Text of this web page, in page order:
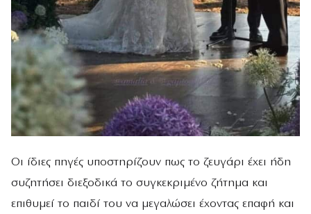
Οι ίδιες πηγές υποστηρίζουν πως το ζευγάρι έχει ήδη
συζητήσει διεξοδικά το συγκεκριμένο ζήτημα και
επιθυμεί το παιδί του να μεγαλώσει έχοντας επαφή και